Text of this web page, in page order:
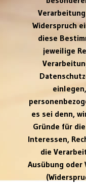
Widerspruch
diese
jeweilige
es sei denn,
Gründe für
Interessen,
die
Ausübung oder